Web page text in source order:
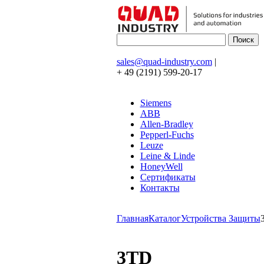
sales@quad-industry.com|
+ 49 (2191) 599-20-17
Siemens
ABB
Allen-Bradley
Pepperl-Fuchs
Leuze
Leine & Linde
HoneyWell
Сертификаты
Контакты
ГлавнаяКаталогУстройства Защиты
3TD